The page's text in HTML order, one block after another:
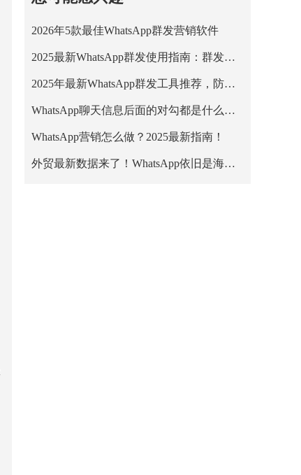
2026年5款最佳WhatsApp群发营销软件
2025最新WhatsApp群发使用指南：群发限制、风险与安全方案解析
2025年最新WhatsApp群发工具推荐，防封号高送达率方案
WhatsApp聊天信息后面的对勾都是什么意思？
WhatsApp营销怎么做？2025最新指南！
外贸最新数据来了！WhatsApp依旧是海外卖家的第一阵地